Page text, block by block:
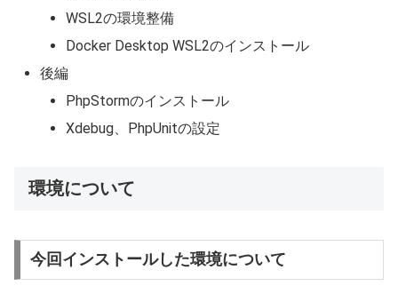
WSL2の環境整備
Docker Desktop WSL2のインストール
後編
PhpStormのインストール
Xdebug、PhpUnitの設定
環境について
今回インストールした環境について